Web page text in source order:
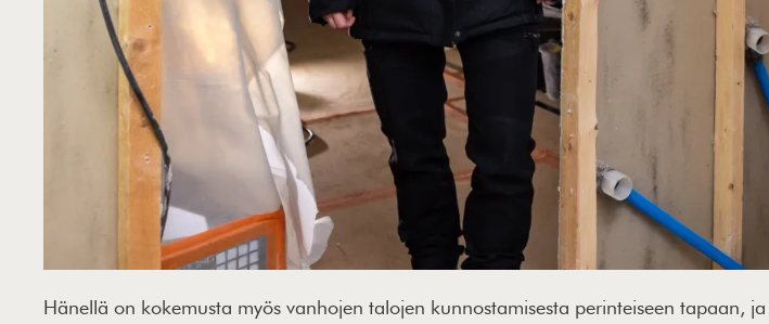
Hänellä on kokemusta myös vanhojen talojen kunnostamisesta perinteiseen tapaan,